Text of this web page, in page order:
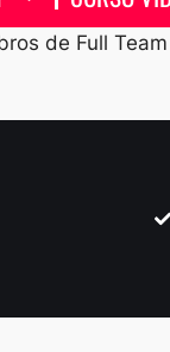
de Full